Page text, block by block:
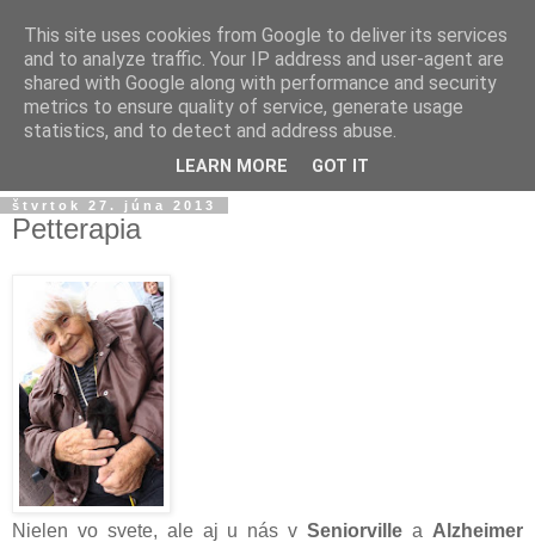
štvrtok 27. júna 2013
Petterapia
Nielen vo svete, ale aj u nás vSeniorville a Alzheimer
This site uses cookies from Google to deliver its services
and to analyze traffic. Your IP address and user-agent are
shared with Google along with performance and security
metrics to ensure quality of service, generate usage
statistics, and to detect and address abuse.
LEARN MORE GOT IT